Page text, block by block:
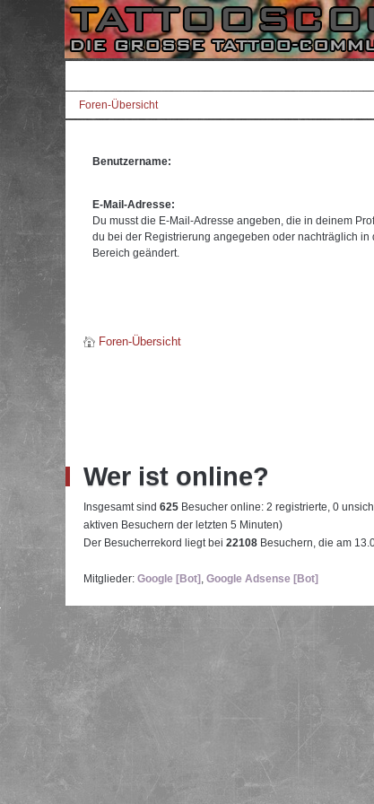
Foren-Übersicht
Benutzername:
E-Mail-Adresse:
Du musst die E-Mail-Adresse angeben, die in deinem
du bei der Registrierung angegeben oder nachträglich in
Bereich geändert.
Foren-Übersicht
Wer ist online?
Insgesamt sind 625 Besucher online: 2 registrierte, 0
aktiven Besuchern der letzten 5 Minuten)
Der Besucherrekord liegt bei 22108 Besuchern, die am
Mitglieder: Google [Bot] , Google Adsense [Bot]